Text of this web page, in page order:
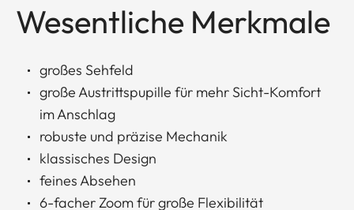
Wesentliche Merkmale
großes Sehfeld
große Austrittspupille für mehr Sicht-Komfort
im Anschlag
robuste und präzise Mechanik
klassisches Design
feines Absehen
6-facher Zoom für große Flexibilität